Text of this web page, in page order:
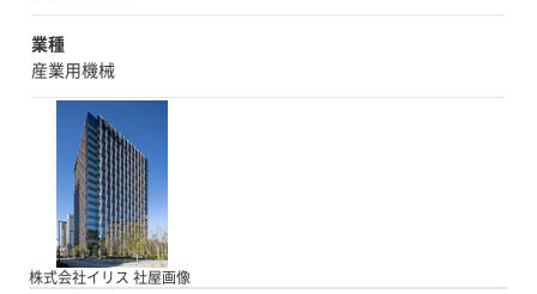
業種
産業用機械
株式会社イリス 社屋画像